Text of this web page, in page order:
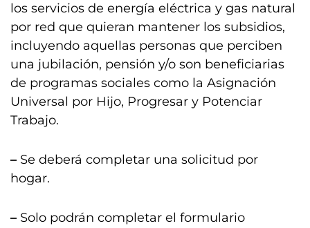
los servicios de energía eléctrica y gas natural
por red que quieran mantener los subsidios,
incluyendo aquellas personas que perciben
una jubilación, pensión y/o son beneficiarias
de programas sociales como la Asignación
Universal por Hijo, Progresar y Potenciar
Trabajo.
– Se deberá completar una solicitud por
hogar.
– Solo podrán completar el formulario